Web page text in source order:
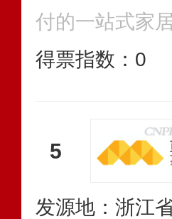
付的一站式家
得票指数： 0
5
发源地：浙江